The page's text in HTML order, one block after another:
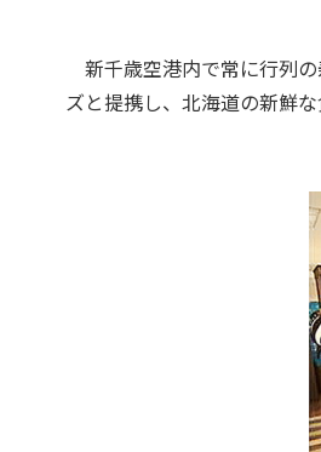
新千歳空港内で常に行列
ズと提携し、北海道の新鮮